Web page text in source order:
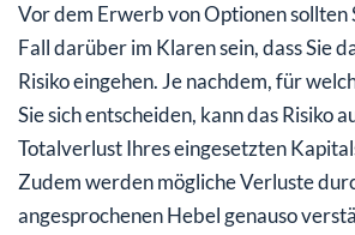
Vor dem Erwerb von Optionen sollten
Fall darüber im Klaren sein, dass Sie
Risiko eingehen. Je nachdem, für
Sie sich entscheiden, kann das Risiko
Totalverlust Ihres eingesetzten
Zudem werden mögliche Verluste
angesprochenen Hebel genauso